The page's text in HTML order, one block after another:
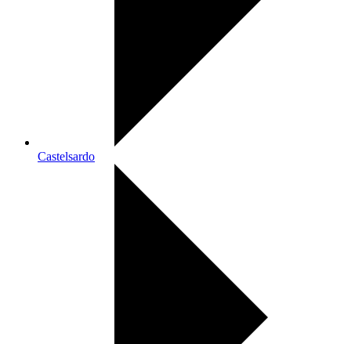
Castelsardo